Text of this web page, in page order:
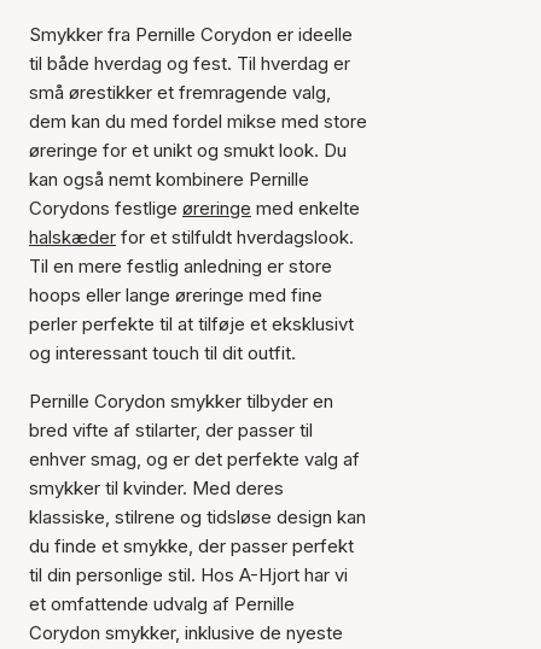
Smykker fra Pernille Corydon er ideelle
til både hverdag og fest. Til hverdag er
små ørestikker et fremragende valg,
dem kan du med fordel mikse med store
øreringe for et unikt og smukt look. Du
kan også nemt kombinere Pernille
Corydons festlige øreringe med enkelte
halskæder for et stilfuldt hverdagslook.
Til en mere festlig anledning er store
hoops eller lange øreringe med fine
perler perfekte til at tilføje et eksklusivt
og interessant touch til dit outfit.
Pernille Corydon smykker tilbyder en
bred vifte af stilarter, der passer til
enhver smag, og er det perfekte valg af
smykker til kvinder. Med deres
klassiske, stilrene og tidsløse design kan
du finde et smykke, der passer perfekt
til din personlige stil. Hos A-Hjort har vi
et omfattende udvalg af Pernille
Corydon smykker, inklusive de nyeste